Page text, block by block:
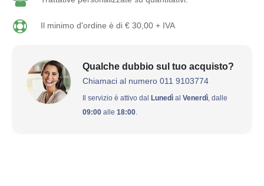
Il minimo d'ordine è di € 30,00 + IVA
Qualche dubbio sul tuo acquisto?
Chiamaci al numero 011 9103774
Il servizio è attivo dal Lunedì al Venerdì, dalle
09:00 alle 18:00.